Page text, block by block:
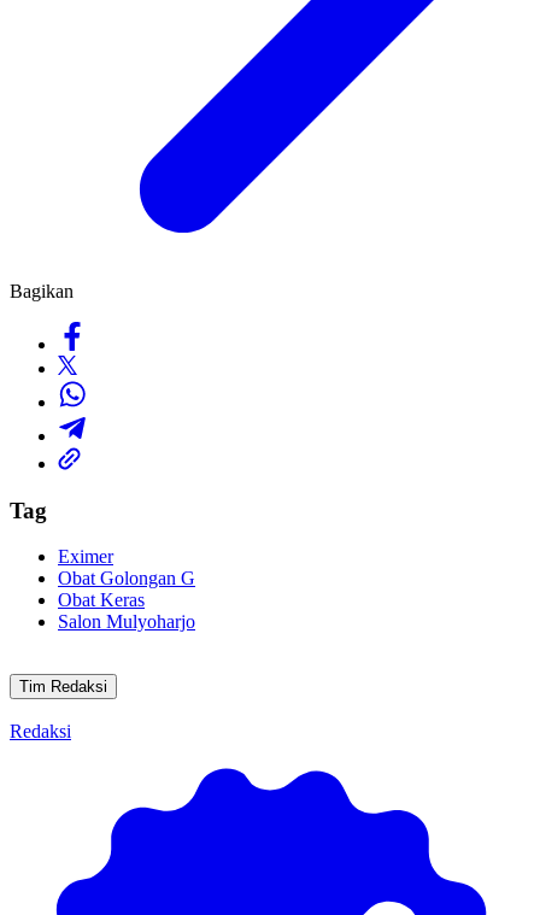
Bagikan
Tag
Eximer
Obat Golongan G
Obat Keras
Salon Mulyoharjo
Tim Redaksi
Redaksi